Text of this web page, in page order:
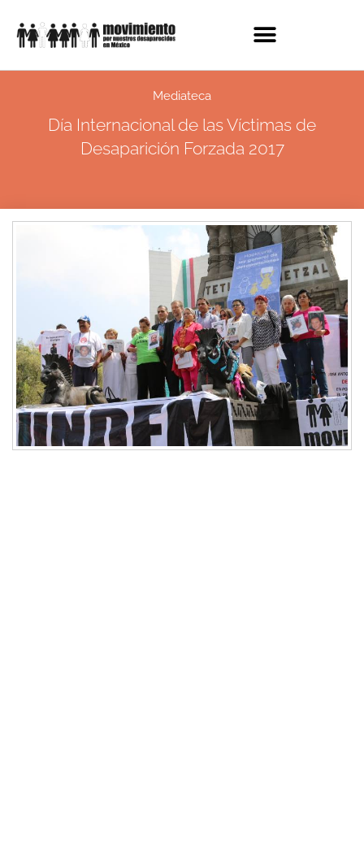
Mediateca
Día Internacional de las Víctimas de
Desaparición Forzada 2017